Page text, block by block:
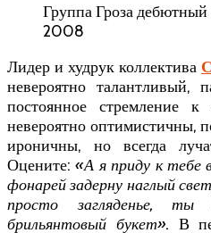
Группа Гроза
2008
Лидер и худрук коллектива
невероятно талантливый,
постоянное стремление
невероятно оптимистичны,
ироничны, но всегда
Оцените:«А я приду к тебе
фонарей задерну наглый
просто загляденье,
брильянтовый букет». В